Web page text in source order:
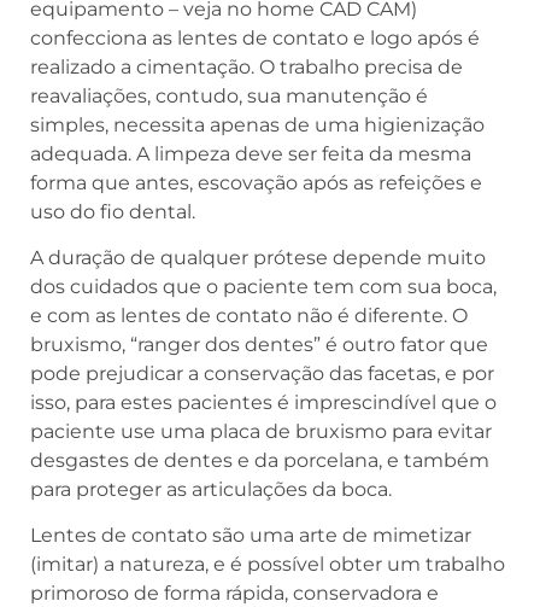
equipamento – veja no home CAD CAM)
confecciona as lentes de contato e logo após é
realizado a cimentação. O trabalho precisa de
reavaliações, contudo, sua manutenção é
simples, necessita apenas de uma higienização
adequada. A limpeza deve ser feita da mesma
forma que antes, escovação após as refeições e
uso do fio dental.
A duração de qualquer prótese depende muito
dos cuidados que o paciente tem com sua boca,
e com as lentes de contato não é diferente. O
bruxismo, “ranger dos dentes” é outro fator que
pode prejudicar a conservação das facetas, e por
isso, para estes pacientes é imprescindível que o
paciente use uma placa de bruxismo para evitar
desgastes de dentes e da porcelana, e também
para proteger as articulações da boca.
Lentes de contato são uma arte de mimetizar
(imitar) a natureza, e é possível obter um trabalho
primoroso de forma rápida, conservadora e